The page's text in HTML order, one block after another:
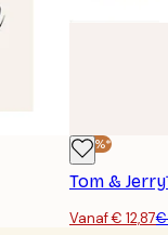
-40%*
Tom &
Vanaf € 12,87€